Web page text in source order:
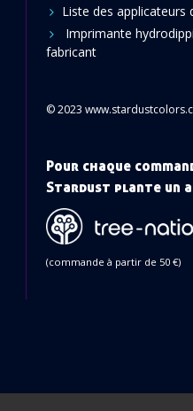
Liste des applicateurs
Imprimante
fabricant
© 2023
Pour chaque
Stardust plante un
(commande à partir de 50 €)